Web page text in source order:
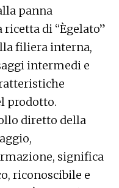
panna
di “Ègelato”
filiera interna,
intermedi e
prodotto.
diretto della
significa
riconoscibile e